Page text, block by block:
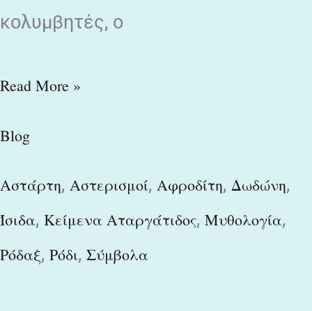
κολυμβητές, ο
Read More »
Blog
Αστάρτη, Αστερισμοί, Αφροδίτη, Δωδώνη,
Ίσιδα, Κείμενα Αταργάτιδος, Μυθολογία,
Ρόδαξ, Ρόδι, Σύμβολα